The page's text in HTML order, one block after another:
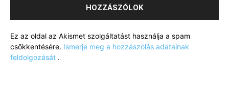
Ez az oldal az Akismet szolgáltatást használja a spam
csökkentésére. Ismerje meg a hozzászólás adatainak
feldolgozását .